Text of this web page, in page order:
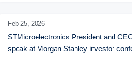
Feb 25, 2026
STMicroelectronics President and
speak at Morgan Stanley investor